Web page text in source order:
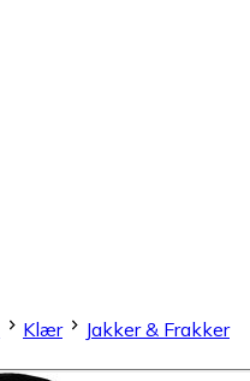
Klær
Jakker & Frakker